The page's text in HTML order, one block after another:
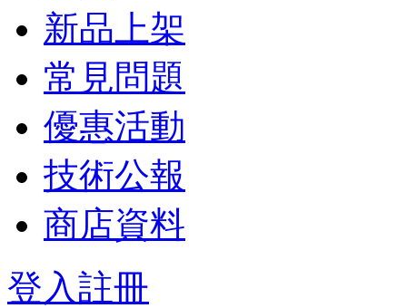
新品上架
常見問題
優惠活動
技術公報
商店資料
登入註冊